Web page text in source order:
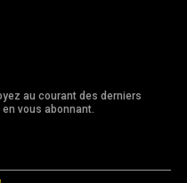
au courant des derniers
vous abonnant.